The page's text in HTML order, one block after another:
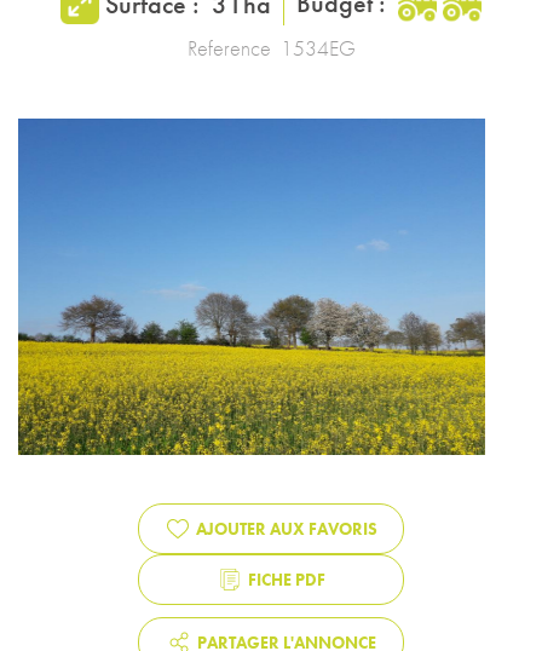
Reference 1534EG
PARTAGER L'ANNONCE
SURFACE 31ha
LOCALISATION 49)
BUDGET de 600k € à 1,2M €